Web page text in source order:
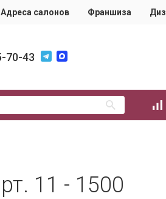
Адреса салонов Франшиза
70-43
11 - 1500